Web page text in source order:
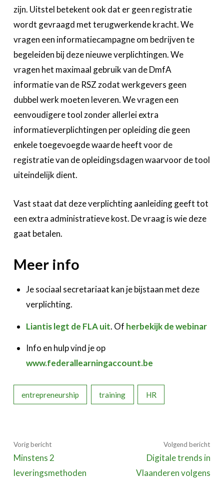
zijn. Uitstel betekent ook dat er geen registratie
wordt gevraagd met terugwerkende kracht. We
vragen een informatiecampagne om bedrijven te
begeleiden bij deze nieuwe verplichtingen. We
vragen het maximaal gebruik van de DmfA
informatie van de RSZ zodat werkgevers geen
dubbel werk moeten leveren. We vragen een
eenvoudigere tool zonder allerlei extra
informatieverplichtingen per opleiding die geen
enkele toegevoegde waarde heeft voor de
registratie van de opleidingsdagen waarvoor de tool
uiteindelijk dient.
Vast staat dat deze verplichting aanleiding geeft tot
een extra administratieve kost. De vraag is wie deze
gaat betalen.
Meer info
Je sociaal secretariaat kan je bijstaan met deze
verplichting.
Liantis legt de FLA uit. Of herbekijk de webinar
Info en hulp vind je op
www.federallearningaccount.be
entrepreneurship training HR
Vorig bericht
Minstens 2
leveringsmethoden
Volgend bericht
Digitale trends in
Vlaanderen volgens